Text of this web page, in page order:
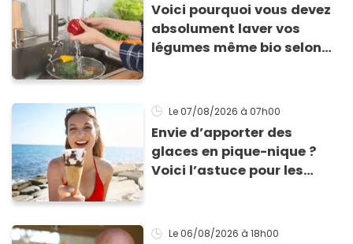
Voici pourquoi vous devez
absolument laver vos
légumes même bio selon
Le 07/08/2026 à 07h00
Envie d’apporter des
glaces en pique-nique ?
Voici l’astuce pour les
ne fondent !
Le 06/08/2026 à 18h00